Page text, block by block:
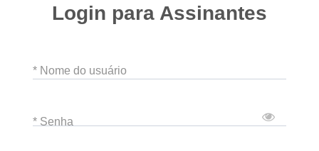
Login para Assinantes
* Nome do usuário
* Senha